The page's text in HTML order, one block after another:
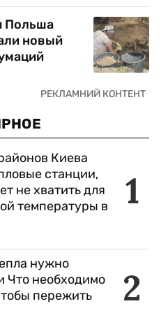
Польша
новый
1
Киева
станции,
не хватить для
температуры в
2
нужно
Что необходимо
пережить